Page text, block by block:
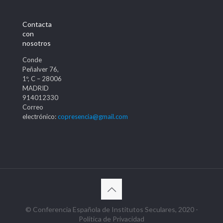
Contacta
con
nosotros
Conde
Peñalver 76,
1º, C – 28006
MADRID
914012330
Correo
electrónico:copresencia@gmail.com
© Conferencia Española de Institutos Seculares, 2020 -
Política de Privacidad